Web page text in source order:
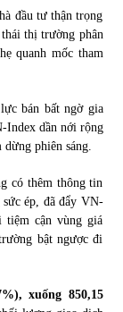
cổ phiếu nổi bật
cổ phiếu nổi bật
đầu tư thận trọng
thị trường phân
quanh mốc tham
bán bất ngờ gia
Index dần nới rộng
phiên sáng.
có thêm thông tin
ép, đã đẩy VN-
tiệm cận vùng giá
bật ngược đi
xuống 850,15